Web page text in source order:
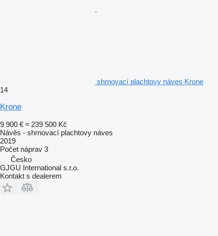
shrnovací plachtovy náves Krone
14
Krone
9 900 € ≈ 239 500 Kč
Návěs - shrnovací plachtovy náves
2019
Počet náprav 3
Česko
GJGU International s.r.o.
Kontakt s dealerem